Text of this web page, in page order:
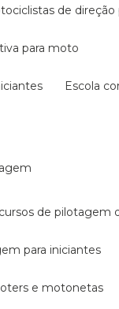
de
para moto
escola
cursos de
para iniciantes
e motonetas